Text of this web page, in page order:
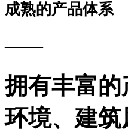
成熟的产品体系
——
拥有丰富
环境、建